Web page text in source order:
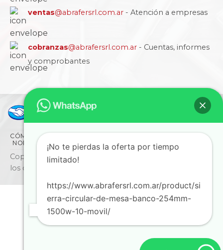
ventas@abrafersrl.com.ar - Atención a empresas
cobranzas@abrafersrl.com.ar - Cuentas, informes
y comprobantes
CÓMO COMPRAR
NORMAS IRAM
BLOG SUCURSALES CONTACTO
Copyright © 2026 ABRAFER SRL - Todos
los derechos reservados
¡No te pierdas la oferta por tiempo
limitado!
https://www.abrafersrl.com.ar/product/si
erra-circular-de-mesa-banco-254mm-
1500w-10-movil/